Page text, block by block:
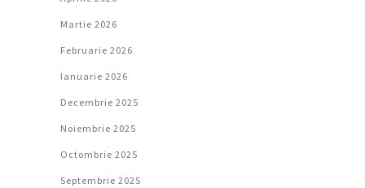
Martie 2026
Februarie 2026
Ianuarie 2026
Decembrie 2025
Noiembrie 2025
Octombrie 2025
Septembrie 2025